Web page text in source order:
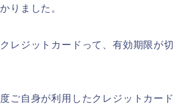
りました。
レジットカードって、有効期限が切
ご自身が利用したクレジットカード